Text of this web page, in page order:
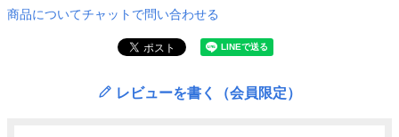
商品についてチャットで問い合わせる
レビューを書く（会員限定）